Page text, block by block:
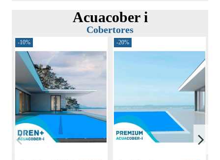
Acuacober i
Cobertores
-10% -20%